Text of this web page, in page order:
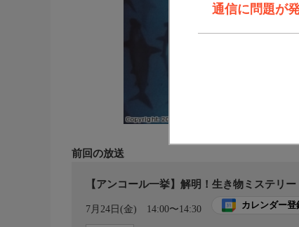
通信に問題が
前回の放送
【アンコール一挙】解明！生き物ミステリ
7月24日(金) 14:00〜14:30 カレンダー登